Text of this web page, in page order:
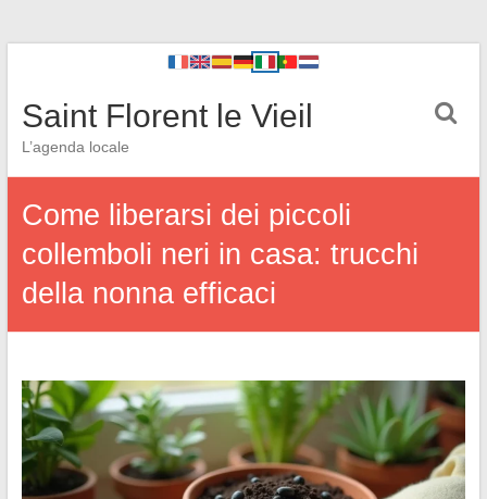
Saint Florent le Vieil
L’agenda locale
Come liberarsi dei piccoli
collemboli neri in casa: trucchi
della nonna efficaci